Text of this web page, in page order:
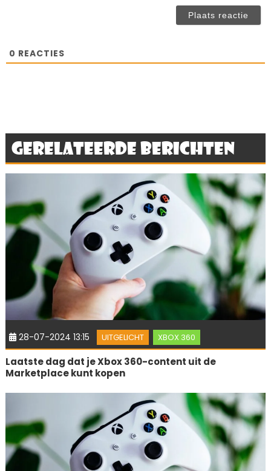
0 REACTIES
Gerelateerde berichten
28-07-2024 13:15 UITGELICHT XBOX 360
Laatste dag dat je Xbox 360-content uit de
Marketplace kunt kopen